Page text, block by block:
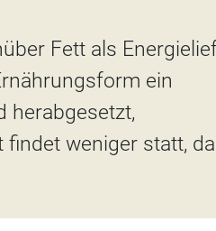
Fett als
ein
herabgesetzt,
weniger statt,